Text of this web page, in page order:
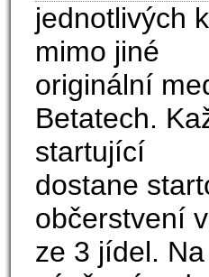
jednotlivých
mimo jiné
originální
Betatech.
startující
dostane
občerstvení
ze 3 jídel. Na